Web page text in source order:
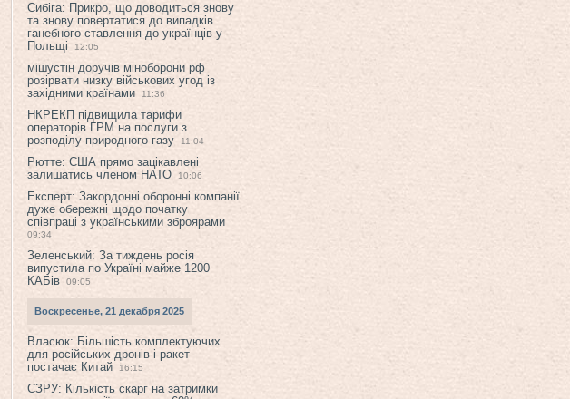
Сибіга: Прикро, що доводиться знову
та знову повертатися до випадків
ганебного ставлення до українців у
Польщі
12:05
мішустін доручів міноборони рф
розірвати низку військових угод із
західними країнами
11:36
НКРЕКП підвищила тарифи
операторів ГРМ на послуги з
розподілу природного газу
11:04
Рютте: США прямо зацікавлені
залишатись членом НАТО
10:06
Експерт: Закордонні оборонні компанії
дуже обережні щодо початку
співпраці з українськими зброярами
09:34
Зеленський: За тиждень росія
випустила по Україні майже 1200
КАБів
09:05
Воскресенье, 21 декабря 2025
Власюк: Більшість комплектуючих
для російських дронів і ракет
постачає Китай
16:15
СЗРУ: Кількість скарг на затримки